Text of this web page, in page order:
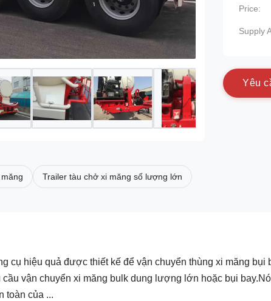
Price:
Supply
Yêu c
Trailer tàu chở xi măng số lượng lớn
cụ hiệu quả được thiết kế để vận chuyển thùng xi măng bụi
vận chuyển xi măng bulk dung lượng lớn hoặc bụi
toàn của ...